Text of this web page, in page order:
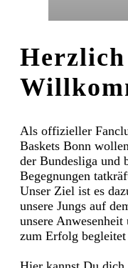
Herzlich
Als offizieller
Baskets Bonn
der Bundesliga und
Begegnungen
Unser Ziel ist es
unsere Jungs auf
unsere
zum Erfolg begleitet